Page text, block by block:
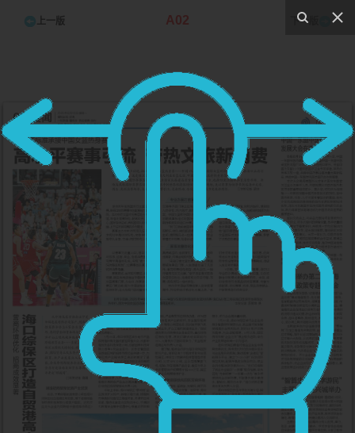
上一版 A02 下一版